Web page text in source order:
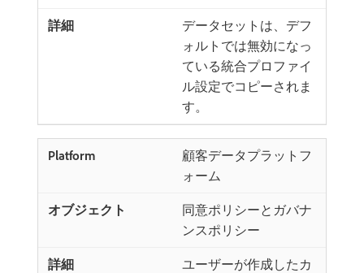
データセットは、デフ
ォルトでは無効になっ
ている統合プロファイ
ル設定でコピーされま
す。
顧客データプラットフ
ォーム
同意ポリシーとガバナ
ンスポリシー
ユーザーが作成したカ